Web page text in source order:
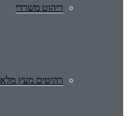
ריהוט משרדי
רהיטים מעץ מלא